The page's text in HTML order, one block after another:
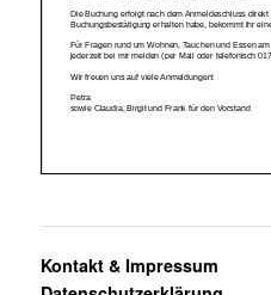
Kontakt & Impressum